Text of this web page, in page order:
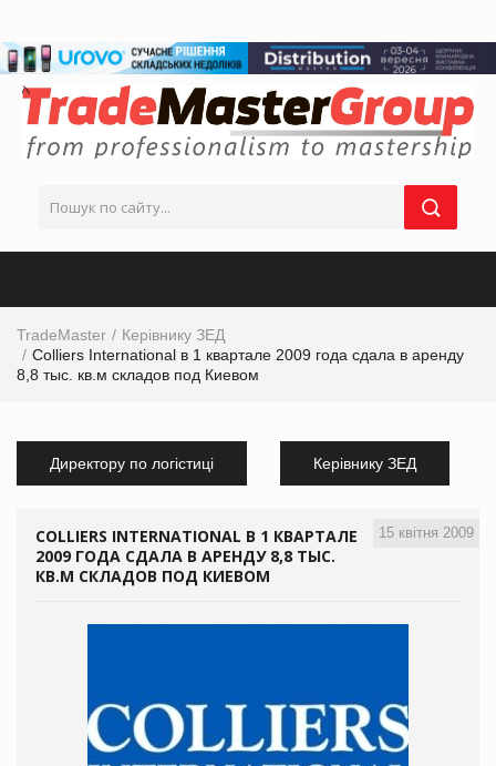
TradeMaster
Керівнику ЗЕД
Colliers International в 1 квартале 2009 года сдала в аренду
8,8 тыс. кв.м складов под Киевом
Директору по логістиці Керівнику ЗЕД
15 квітня 2009
COLLIERS INTERNATIONAL В 1 КВАРТАЛЕ
2009 ГОДА СДАЛА В АРЕНДУ 8,8 ТЫС.
КВ.М СКЛАДОВ ПОД КИЕВОМ